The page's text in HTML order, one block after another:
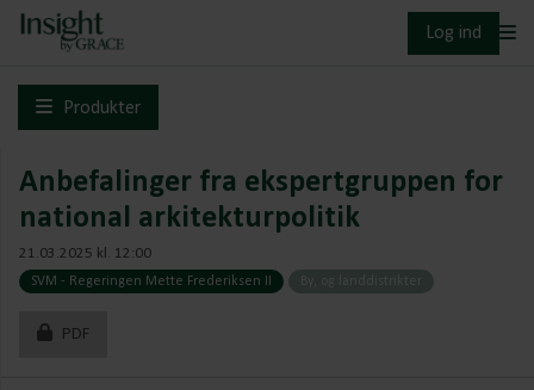
Log ind
Produkter
Anbefalinger fra ekspertgruppen for
national arkitekturpolitik
21.03.2025 kl. 12:00
SVM - Regeringen Mette Frederiksen II By, og landdistrikter
PDF